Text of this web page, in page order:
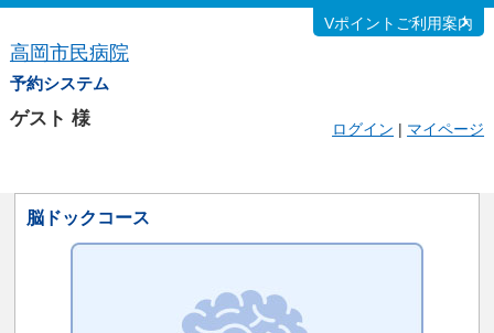
高岡市民病院
予約システム
Vポイントご利用案内
ゲスト 様 ログイン | マイページ
脳ドックコース